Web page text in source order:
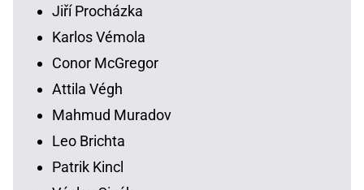
Jiří Procházka
Karlos Vémola
Conor McGregor
Attila Végh
Mahmud Muradov
Leo Brichta
Patrik Kincl